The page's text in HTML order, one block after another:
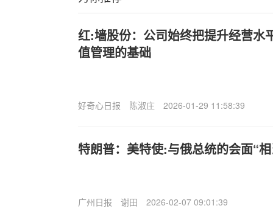
红:墙股份：公司始终把提升经营水
值管理的基础
好奇心日报 陈淑庄 2026-01-29 11:58:39
特朗普：美特使:与俄总统的会面“
广州日报 谢田 2026-02-07 09:01:39